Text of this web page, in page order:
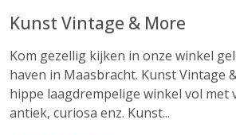
Kunst Vintage & More
Kom gezellig kijken in onze winkel
haven in Maasbracht. Kunst Vintage
hippe laagdrempelige winkel vol met
antiek, curiosa enz. Kunst...